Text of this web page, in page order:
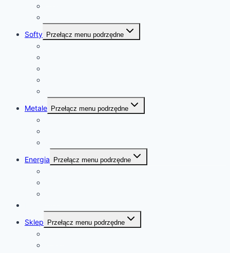
Softy Przełącz menu podrzędne
Metale Przełącz menu podrzędne
Energia
Przełącz menu podrzędne
Sklep
Przełącz menu podrzędne